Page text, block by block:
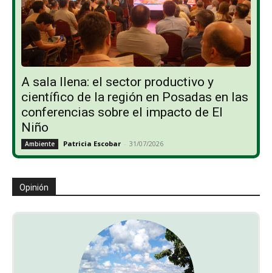
A sala llena: el sector productivo y
científico de la región en Posadas en las
conferencias sobre el impacto de El
Niño
Ambiente Patricia Escobar - 31/07/2026
Opinión